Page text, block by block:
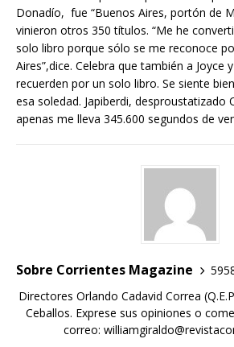
Donadío, fue “Buenos Aires, portón de
vinieron otros 350 títulos. “Me he
solo libro porque sólo se me reconoce
Aires”,dice. Celebra que también a Joyce
recuerden por un solo libro. Se siente
esa soledad. Japiberdi, desproustatizado
apenas me lleva 345.600 segundos de
Sobre Corrientes Magazine
Directores Orlando Cadavid Correa
Ceballos. Exprese sus opiniones o
correo: